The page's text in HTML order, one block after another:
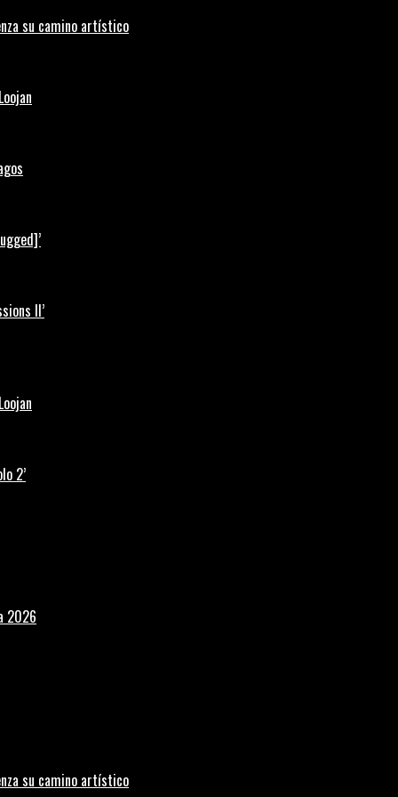
su camino artístico
II’
2’
2026
su camino artístico